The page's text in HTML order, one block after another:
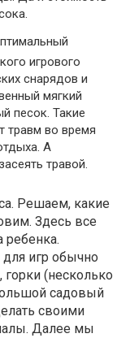
игрового
снарядов и
мягкий
песок. Такие
травм во время
А
травой.
Решаем, какие
Здесь все
ребенка.
для игр обычно
горки (несколько
садовый
своими
Далее мы